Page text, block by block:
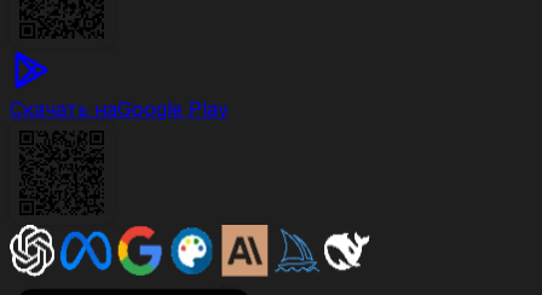
Скачать наGoogle Play